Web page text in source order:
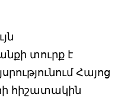
տուրք է
Հայոց
հիշատակին